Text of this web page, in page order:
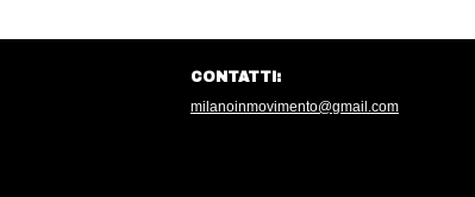
CONTATTI:
milanoinmovimento@gmail.com